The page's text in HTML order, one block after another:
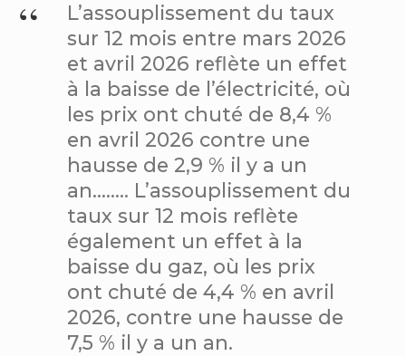
L’assouplissement du taux
sur 12 mois entre mars 2026
et avril 2026 reflète un effet
à la baisse de l’électricité, où
les prix ont chuté de 8,4 %
en avril 2026 contre une
hausse de 2,9 % il y a un
an…….. L’assouplissement du
taux sur 12 mois reflète
également un effet à la
baisse du gaz, où les prix
ont chuté de 4,4 % en avril
2026, contre une hausse de
7,5 % il y a un an.